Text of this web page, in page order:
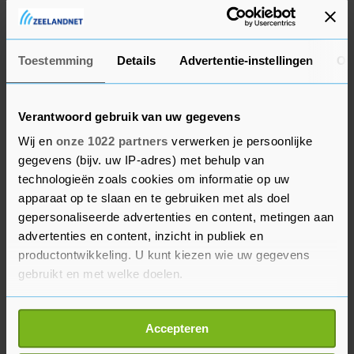
Toestemming Details Advertentie-instellingen
Verantwoord gebruik van uw gegevens
Wij en onze 1022 partners verwerken je persoonlijke
gegevens (bijv. uw IP-adres) met behulp van
technologieën zoals cookies om informatie op uw
apparaat op te slaan en te gebruiken met als doel
gepersonaliseerde advertenties en content, metingen aan
advertenties en content, inzicht in publiek en
productontwikkeling. U kunt kiezen wie uw gegevens
gebruikt en met welke doelen.
Als u het toestaat, willen we ook graag:
Informatie verzamelen over uw geografische
Accepteren
voorzichtig waren bij het vaststellen van het
beleid. Toen halverwege maart bleek dat de
overheid het eerder toegezegde bedrag van 130
miljoen euro zou verdubbelen, werd door
enigszins naar boven bijgesteld. Volgens
hoogleraar ruimtelijke econometrie Paul Elhorst
van de Rijksuniversiteit Groningen kan het beleid
omtrent de TONK-regeling ook afhangen van de
politieke samenstelling van de colleges van
burgemeester en wethouders.
Begin april bleek dat de TONK-regeling veel
minder werd aangevraagd dan werd verwacht.
Een woordvoerder van het ministerie van Sociale
Zaken en Werkgelegenheid (SZW) zegt dat "de